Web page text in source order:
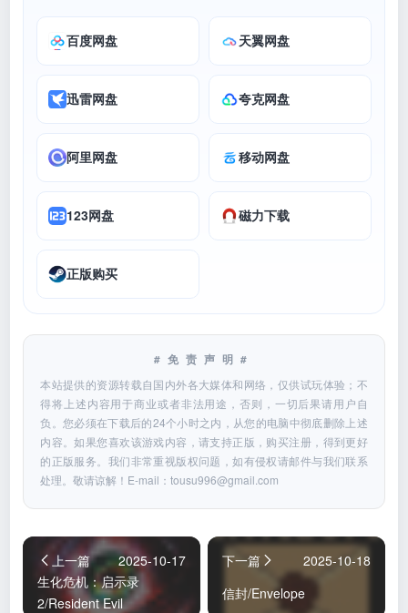
百度网盘 天翼网盘
迅雷网盘 夸克网盘
阿里网盘 移动网盘
123网盘 磁力下载
正版购买
#免责声明#
本站提供的资源转载自国内外各大媒体和网络，仅供试玩体验；不
得将上述内容用于商业或者非法用途，否则，一切后果请用户自
负。您必须在下载后的24个小时之内，从您的电脑中彻底删除上述
内容。如果您喜欢该游戏内容，请支持正版，购买注册，得到更好
的正版服务。我们非常重视版权问题，如有侵权请邮件与我们联系
处理。敬请谅解！E-mail：tousu996@gmail.com
上一篇
2025-10-17
生化危机：启示录
2/Resident Evil
下一篇
2025-10-18
信封/Envelope